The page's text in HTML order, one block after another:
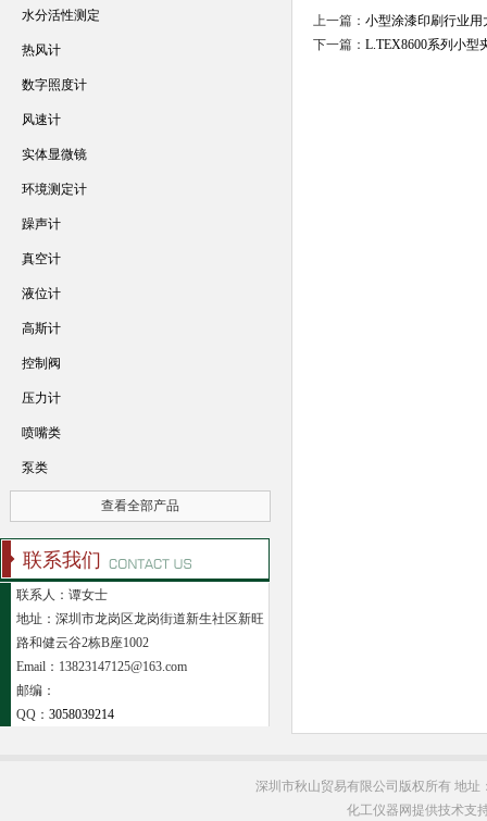
上一篇： 小型涂漆印刷行业
下一篇： L.TEX8600系列小型
水分活性测定
热风计
数字照度计
风速计
实体显微镜
环境测定计
躁声计
真空计
液位计
高斯计
控制阀
压力计
喷嘴类
泵类
查看全部产品
联系我们
联系人：谭女士
地址：深圳市龙岗区龙岗街道新生社区新旺
路和健云谷2栋B座1002
Email：13823147125@163.com
邮编：
QQ： 3058039214
深圳市秋山贸易有限公司版权所有 地址
化工仪器网提供技术支